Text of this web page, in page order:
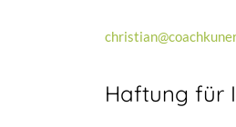
Haftung für